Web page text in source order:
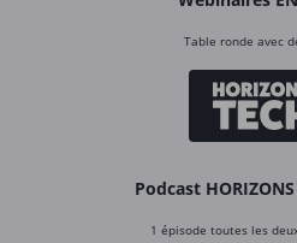
Table ronde avec
Podcast HORIZONS
1 épisode toutes les